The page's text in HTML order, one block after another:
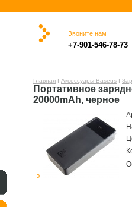
Звоните нам
..ю
..
.+7-901-546-78-73
.
Главная Ι Аксессуары Baseus Ι
Портативное
20000mAh, черное